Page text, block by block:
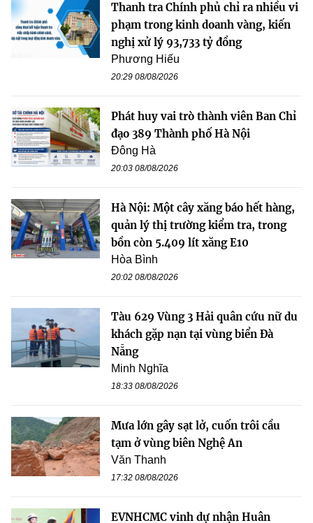
Thanh tra Chính phủ chỉ ra nhiều vi
phạm trong kinh doanh vàng, kiến
nghị xử lý 93,733 tỷ đồng
Phương Hiếu
20:29 08/08/2026
Phát huy vai trò thành viên Ban Chỉ
đạo 389 Thành phố Hà Nội
Đông Hà
20:03 08/08/2026
Hà Nội: Một cây xăng báo hết hàng,
quản lý thị trường kiểm tra, trong
bồn còn 5.409 lít xăng E10
Hòa Bình
20:02 08/08/2026
Tàu 629 Vùng 3 Hải quân cứu nữ du
khách gặp nạn tại vùng biển Đà
Nẵng
Minh Nghĩa
18:33 08/08/2026
Mưa lớn gây sạt lở, cuốn trôi cầu
tạm ở vùng biên Nghệ An
Văn Thanh
17:32 08/08/2026
EVNHCMC vinh dự nhận Huân